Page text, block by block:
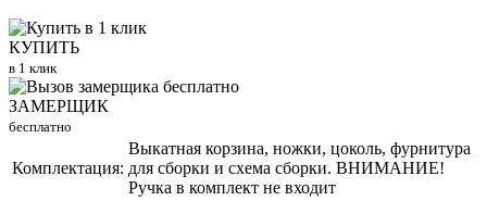
КУПИТЬ
в 1 клик
ЗАМЕРЩИК
бесплатно
Комплектация:
Выкатная корзина, ножки, цоколь, фурнитура
для сборки и схема сборки. ВНИМАНИЕ!
Ручка в комплект не входит